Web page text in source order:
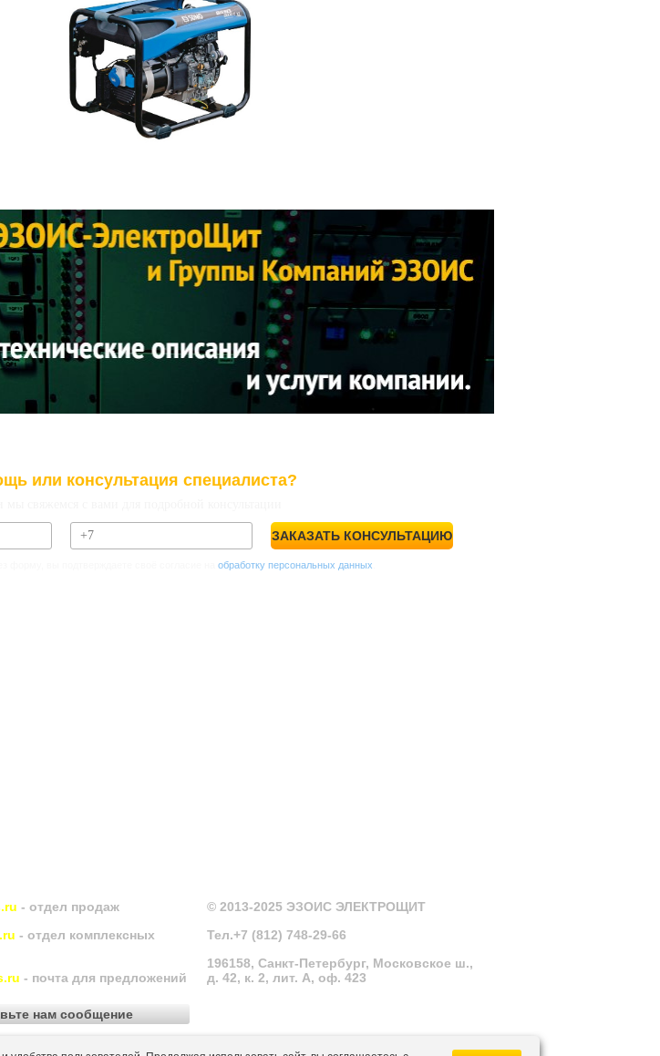
или консультация специалиста?
ЗАКАЗАТЬ КОНСУЛЬТАЦИЮ
обработку персональных данных
- отдел продаж
- отдел комплексных
- почта для предложений
нам сообщение
© 2013-2025 ЭЗОИС ЭЛЕКТРОЩИТ
Тел.+7 (812) 748-29-66
196158, Санкт-Петербург, Московское ш.,
д. 42, к. 2, лит. А, оф. 423